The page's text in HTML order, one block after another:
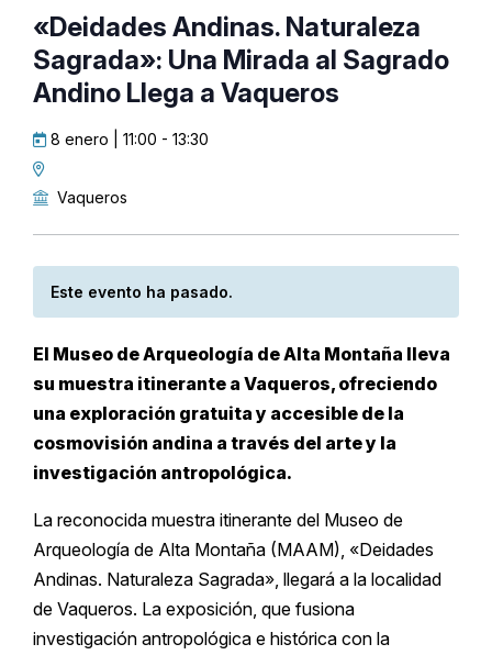
«Deidades Andinas. Naturaleza
Sagrada»: Una Mirada al Sagrado
Andino Llega a Vaqueros
8 enero | 11:00 - 13:30
Vaqueros
Este evento ha pasado.
El Museo de Arqueología de Alta Montaña lleva
su muestra itinerante a Vaqueros, ofreciendo
una exploración gratuita y accesible de la
cosmovisión andina a través del arte y la
investigación antropológica.
La reconocida muestra itinerante del Museo de
Arqueología de Alta Montaña (MAAM), «Deidades
Andinas. Naturaleza Sagrada», llegará a la localidad
de Vaqueros. La exposición, que fusiona
investigación antropológica e histórica con la